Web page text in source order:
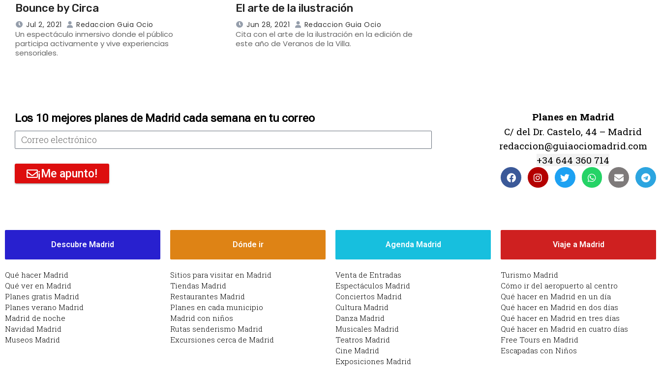
Bounce by Circa
Jul 2, 2021 Redaccion Guia Ocio
Un espectáculo inmersivo donde el público
participa activamente y vive experiencias
sensoriales.
El arte de la ilustración
Jun 28, 2021 Redaccion Guia Ocio
Cita con el arte de la ilustración en la edición de
este año de Veranos de la Villa.
Los 10 mejores planes de Madrid cada semana en tu correo
¡Me apunto!
Planes en Madrid
C/ del Dr. Castelo, 44 – Madrid
redaccion@guiaociomadrid.com
+34 644 360 714
Descubre Madrid
Qué hacer Madrid
Qué ver en Madrid
Planes gratis Madrid
Planes verano Madrid
Madrid de noche
Navidad Madrid
Museos Madrid
Dónde ir
Sitios para visitar en Madrid
Tiendas Madrid
Restaurantes Madrid
Planes en cada municipio
Madrid con niños
Rutas senderismo Madrid
Excursiones cerca de Madrid
Agenda Madrid
Venta de Entradas
Espectáculos Madrid
Conciertos Madrid
Cultura Madrid
Danza Madrid
Musicales Madrid
Teatros Madrid
Cine Madrid
Exposiciones Madrid
Viaje a Madrid
Turismo Madrid
Cómo ir del aeropuerto al centro
Qué hacer en Madrid en un día
Qué hacer en Madrid en dos días
Qué hacer en Madrid en tres días
Qué hacer en Madrid en cuatro días
Free Tours en Madrid
Escapadas con Niños